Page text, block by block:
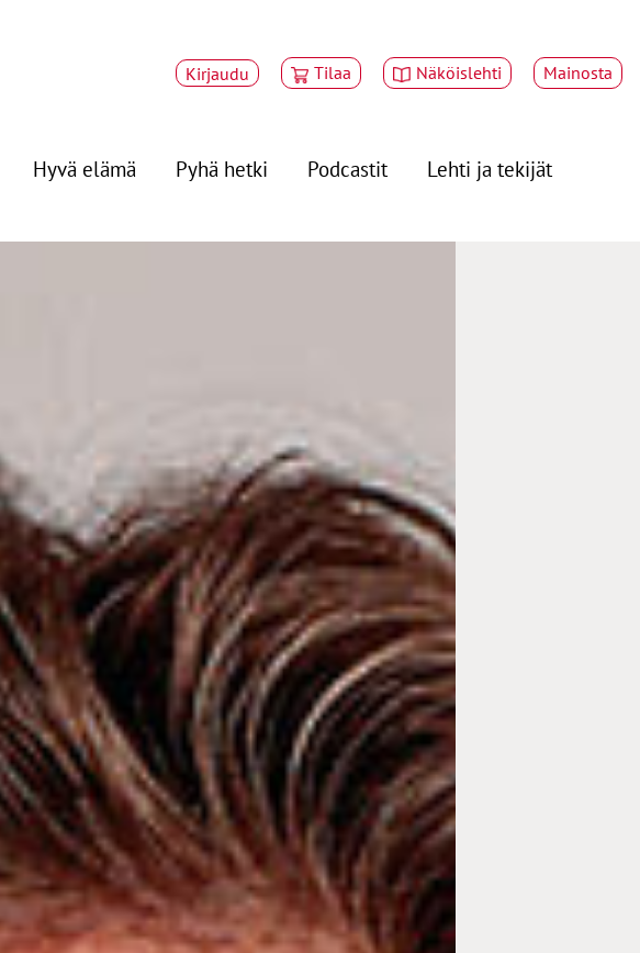
Kirjaudu Tilaa Näköislehti Mainosta
Hyvä elämä Pyhä hetki Podcastit
Lehti ja tekijät